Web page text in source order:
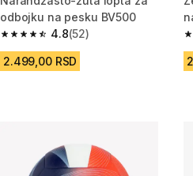
odbojku na pesku BV500
4.8
4.8 od 5 zvezdica from 52
(52)
2.499,00 RSD